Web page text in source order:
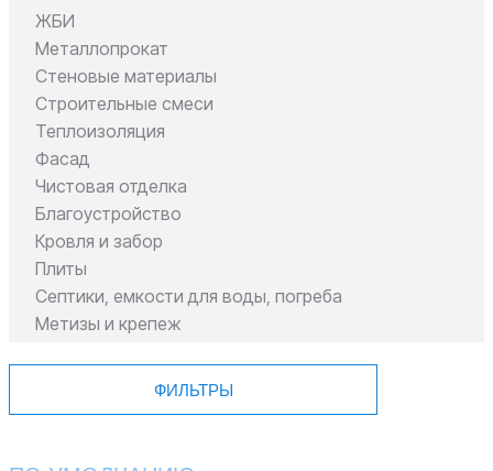
ЖБИ
Металлопрокат
Стеновые материалы
Строительные смеси
Теплоизоляция
Фасад
Чистовая отделка
Благоустройство
Кровля и забор
Плиты
Септики, емкости для воды, погреба
Метизы и крепеж
ФИЛЬТРЫ